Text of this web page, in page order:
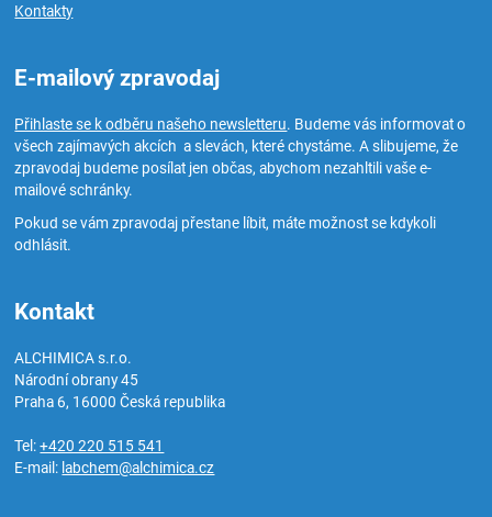
Kontakty
E-mailový zpravodaj
Přihlaste se k odběru našeho newsletteru. Budeme vás informovat o
všech zajímavých akcích a slevách, které chystáme. A slibujeme, že
zpravodaj budeme posílat jen občas, abychom nezahltili vaše e-
mailové schránky.
Pokud se vám zpravodaj přestane líbit, máte možnost se kdykoli
odhlásit.
Kontakt
ALCHIMICA s.r.o.
Národní obrany 45
Praha 6, 16000Česká republika
Tel:+420 220 515 541
E-mail: labchem@alchimica.cz